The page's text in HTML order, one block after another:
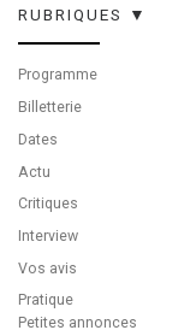
RUBRIQUES ▼
Programme
Billetterie
Dates
Actu
Critiques
Interview
Vos avis
Pratique
Petites annonces